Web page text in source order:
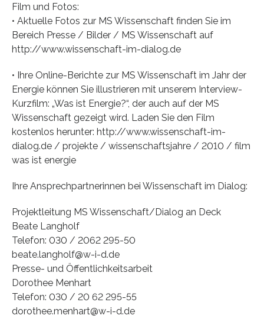
Film und Fotos:
• Aktuelle Fotos zur MS Wissenschaft finden Sie im
Bereich Presse / Bilder / MS Wissenschaft auf
http://www.wissenschaft-im-dialog.de
• Ihre Online-Berichte zur MS Wissenschaft im Jahr der
Energie können Sie illustrieren mit unserem Interview-
Kurzfilm: „Was ist Energie?“, der auch auf der MS
Wissenschaft gezeigt wird. Laden Sie den Film
kostenlos herunter: http://www.wissenschaft-im-
dialog.de / projekte / wissenschaftsjahre / 2010 / film
was ist energie
Ihre Ansprechpartnerinnen bei Wissenschaft im Dialog:
Projektleitung MS Wissenschaft/Dialog an Deck
Beate Langholf
Telefon: 030 / 2062 295-50
beate.langholf@w-i-d.de
Presse- und Öffentlichkeitsarbeit
Dorothee Menhart
Telefon: 030 / 20 62 295-55
dorothee.menhart@w-i-d.de